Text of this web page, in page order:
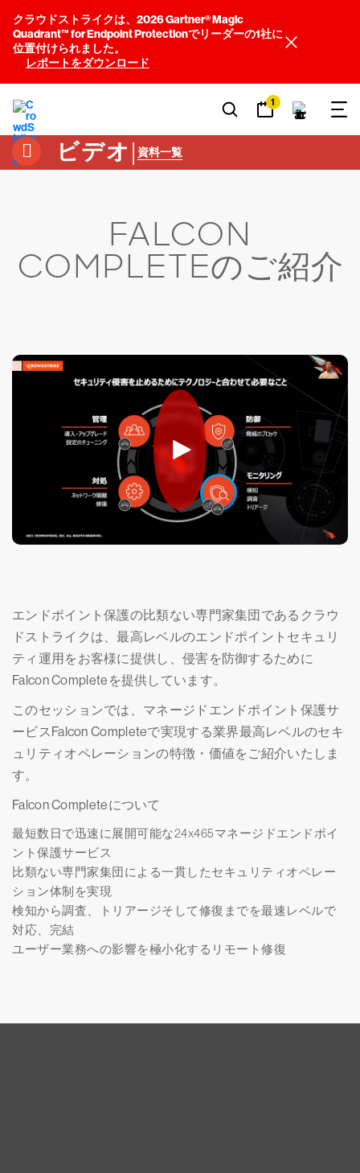
クラウドストライクは、2026 Gartner® Magic
Quadrant™ for Endpoint Protectionでリーダーの1社に
位置付けられました。
レポートをダウンロード
1
ビデオ| 資料一覧
FALCON
COMPLETEのご紹介
エンドポイント保護の比類ない専門家集団であるクラウ
ドストライクは、最高レベルのエンドポイントセキュリ
ティ運用をお客様に提供し、侵害を防御するために
Falcon Completeを提供しています。
このセッションでは、マネージドエンドポイント保護サ
ービスFalcon Completeで実現する業界最高レベルのセキ
ュリティオペレーションの特徴・価値をご紹介いたしま
す。
Falcon Completeについて
最短数日で迅速に展開可能な24x465マネージドエンドポイ
ント保護サービス
比類ない専門家集団による一貫したセキュリティオペレー
ション体制を実現
検知から調査、トリアージそして修復までを最速レベルで
対応、完結
ユーザー業務への影響を極小化するリモート修復